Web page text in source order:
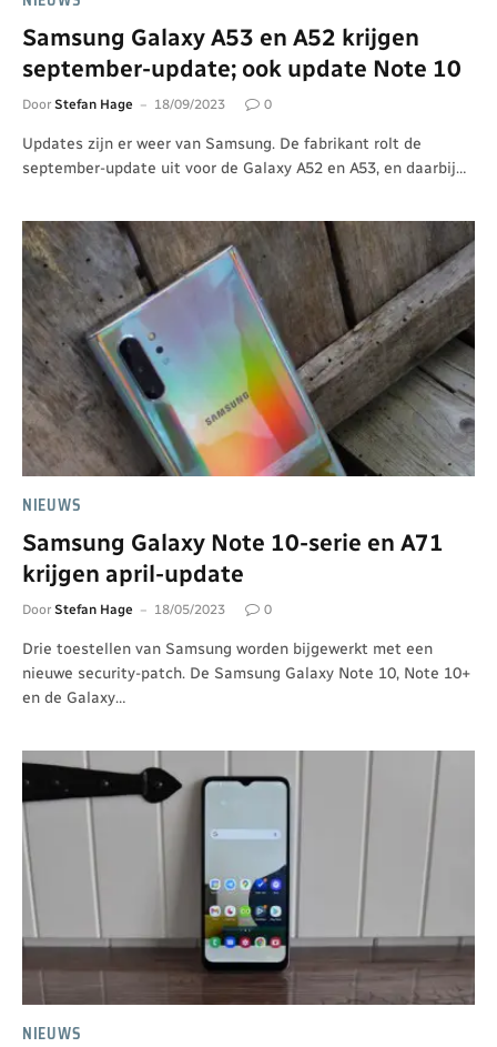
Samsung Galaxy A53 en A52 krijgen
september-update; ook update Note 10
Door Stefan Hage 18/09/2023 0
Updates zijn er weer van Samsung. De fabrikant rolt de
september-update uit voor de Galaxy A52 en A53, en daarbij…
NIEUWS
Samsung Galaxy Note 10-serie en A71
krijgen april-update
Door Stefan Hage 18/05/2023 0
Drie toestellen van Samsung worden bijgewerkt met een
nieuwe security-patch. De Samsung Galaxy Note 10, Note 10+
en de Galaxy…
NIEUWS